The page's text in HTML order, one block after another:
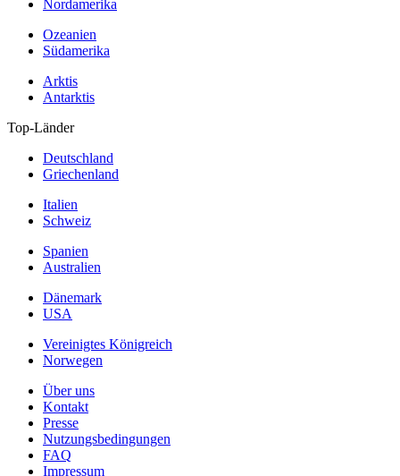
Nordamerika
Ozeanien
Südamerika
Arktis
Antarktis
Top-Länder
Deutschland
Griechenland
Italien
Schweiz
Spanien
Australien
Dänemark
USA
Vereinigtes Königreich
Norwegen
Über uns
Kontakt
Presse
Nutzungsbedingungen
FAQ
Impressum